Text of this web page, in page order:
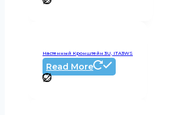
Настенный Кронштейн 3U, ITA3WS
Read More